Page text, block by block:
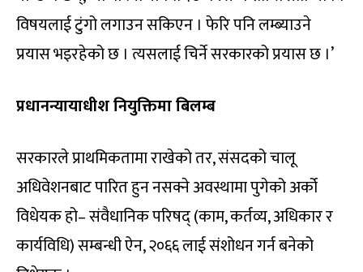
विषयलाई टुंगो लगाउन सकिएन । फेरि पनि लम्ब्याउने
प्रयास भइरहेको छ । त्यसलाई चिर्ने सरकारको प्रयास छ ।’
प्रधानन्यायाधीश नियुक्तिमा बिलम्ब
सरकारले प्राथमिकतामा राखेको तर, संसदको चालू
अधिवेशनबाट पारित हुन नसक्ने अवस्थामा पुगेको अर्को
विधेयक हो– संवैधानिक परिषद् (काम, कर्तव्य, अधिकार र
कार्यविधि) सम्बन्धी ऐन, २०६६ लाई संशोधन गर्न बनेको